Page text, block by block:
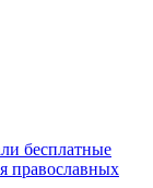
бесплатные
православных